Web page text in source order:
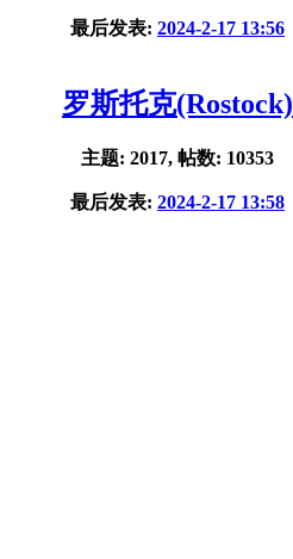
最后发表: 2024-2-17 13:56
罗斯托克(Rostock)
主题: 2017, 帖数: 10353
最后发表: 2024-2-17 13:58